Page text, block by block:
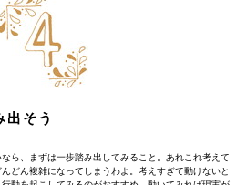
出そう
ら、まずは一歩踏み出してみること。あれこれ考えて
どん複雑になってしまうわよ。考えすぎて動けないと